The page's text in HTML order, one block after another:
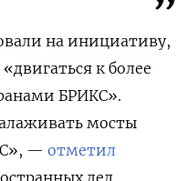
на инициативу,
к более
БРИКС».
мосты
», — отметил
дел